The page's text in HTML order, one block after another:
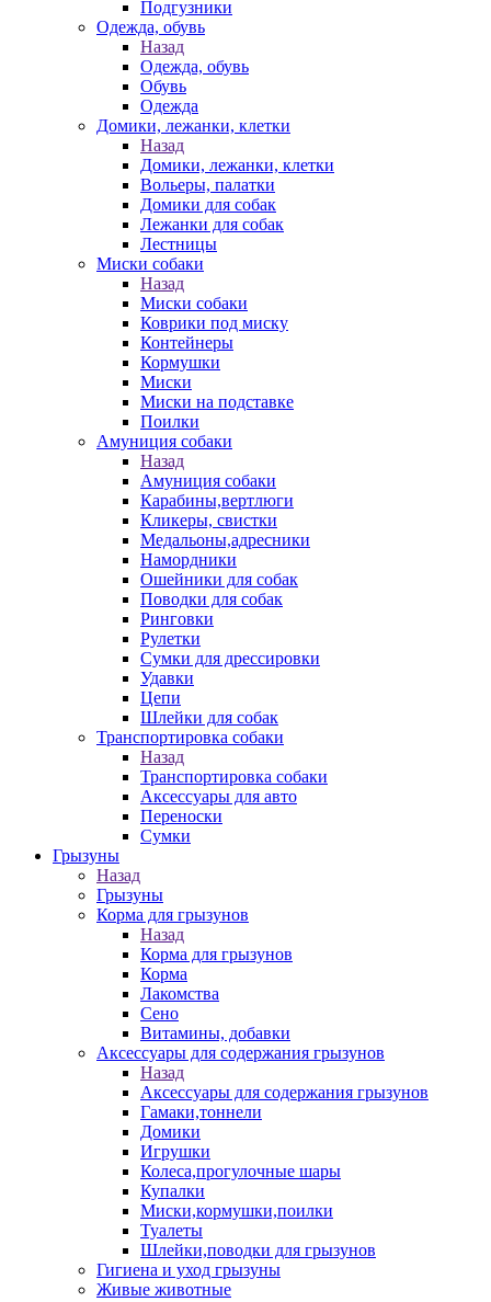
Подгузники
Одежда, обувь
Назад
Одежда, обувь
Обувь
Одежда
Домики, лежанки, клетки
Назад
Домики, лежанки, клетки
Вольеры, палатки
Домики для собак
Лежанки для собак
Лестницы
Миски собаки
Назад
Миски собаки
Коврики под миску
Контейнеры
Кормушки
Миски
Миски на подставке
Поилки
Амуниция собаки
Назад
Амуниция собаки
Карабины,вертлюги
Кликеры, свистки
Медальоны,адресники
Намордники
Ошейники для собак
Поводки для собак
Ринговки
Рулетки
Сумки для дрессировки
Удавки
Цепи
Шлейки для собак
Транспортировка собаки
Назад
Транспортировка собаки
Аксессуары для авто
Переноски
Сумки
Грызуны
Назад
Грызуны
Корма для грызунов
Назад
Корма для грызунов
Корма
Лакомства
Сено
Витамины, добавки
Аксессуары для содержания грызунов
Назад
Аксессуары для содержания грызунов
Гамаки,тоннели
Домики
Игрушки
Колеса,прогулочные шары
Купалки
Миски,кормушки,поилки
Туалеты
Шлейки,поводки для грызунов
Гигиена и уход грызуны
Живые животные